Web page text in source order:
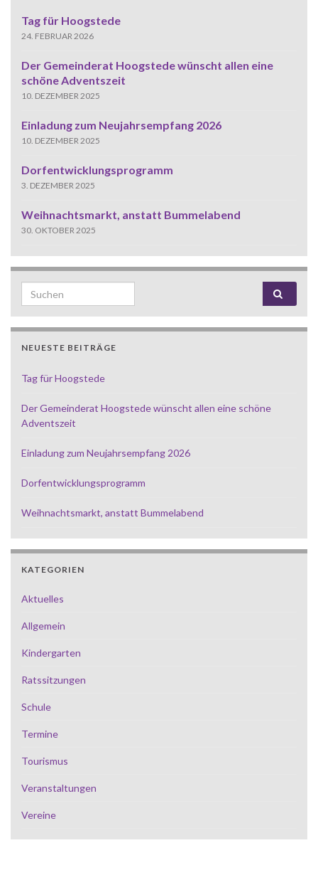
Tag für Hoogstede
24. FEBRUAR 2026
Der Gemeinderat Hoogstede wünscht allen eine
schöne Adventszeit
10. DEZEMBER 2025
Einladung zum Neujahrsempfang 2026
10. DEZEMBER 2025
Dorfentwicklungsprogramm
3. DEZEMBER 2025
Weihnachtsmarkt, anstatt Bummelabend
30. OKTOBER 2025
Search for:
NEUESTE BEITRÄGE
Tag für Hoogstede
Der Gemeinderat Hoogstede wünscht allen eine schöne
Adventszeit
Einladung zum Neujahrsempfang 2026
Dorfentwicklungsprogramm
Weihnachtsmarkt, anstatt Bummelabend
KATEGORIEN
Aktuelles
Allgemein
Kindergarten
Ratssitzungen
Schule
Termine
Tourismus
Veranstaltungen
Vereine